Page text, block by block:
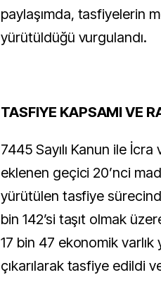
paylaşımda, tasfiyelerin
yürütüldüğü vurgulandı.
TASFIYE KAPSAMI VE
7445 Sayılı Kanun ile İcra
eklenen geçici 20’nci
yürütülen tasfiye
bin 142’si taşıt olmak
17 bin 47 ekonomik
çıkarılarak tasfiye edildi